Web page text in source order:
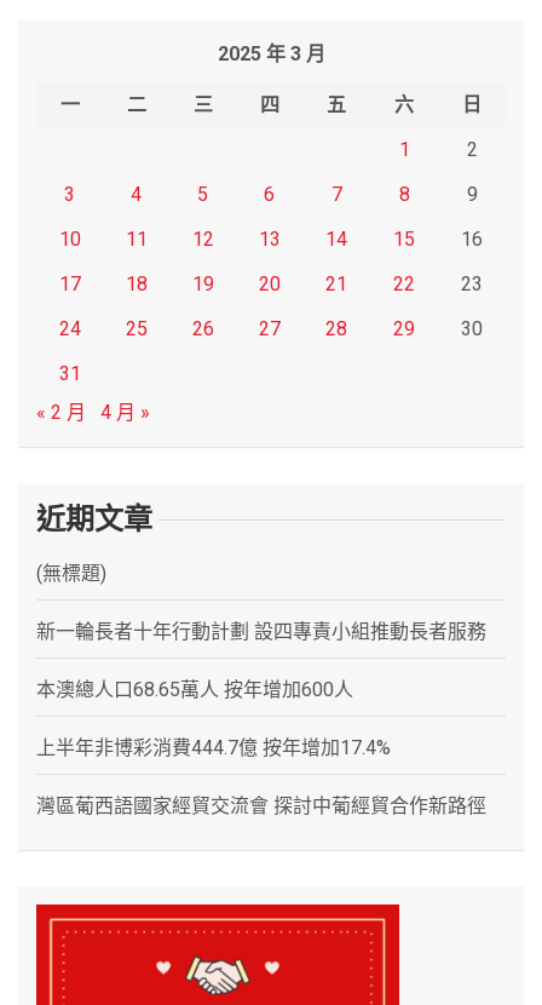
2025 年 3 月
一 二 三 四 五 六
日
1
2
3
4 5 6 7 8
9
10
11 12 13 14 15
16
17
18 19 20 21 22
23
24
25 26 27 28 29
30
31
« 2 月
4 月 »
近期文章
(無標題)
新一輪長者十年行動計劃 設四專責小組推動長者服務
本澳總人口68.65萬人 按年增加600人
上半年非博彩消費444.7億 按年增加17.4%
灣區葡西語國家經貿交流會 探討中葡經貿合作新路徑